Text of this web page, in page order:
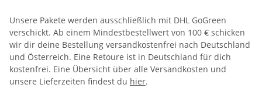
Unsere Pakete werden ausschließlich mit DHL GoGreen
verschickt. Ab einem Mindestbestellwert von 100 € schicken
wir dir deine Bestellung versandkostenfrei nach Deutschland
und Österreich. Eine Retoure ist in Deutschland für dich
kostenfrei. Eine Übersicht über alle Versandkosten und
unsere Lieferzeiten findest du hier.